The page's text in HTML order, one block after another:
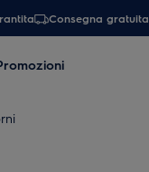
Consegna gratuita